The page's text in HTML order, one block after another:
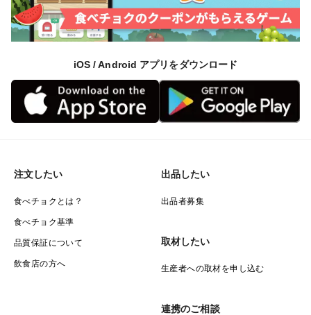
iOS / Android アプリをダウンロード
注文したい
食べチョクとは？
食べチョク基準
品質保証について
飲食店の方へ
出品したい
出品者募集
取材したい
生産者への取材を申し込む
連携のご相談